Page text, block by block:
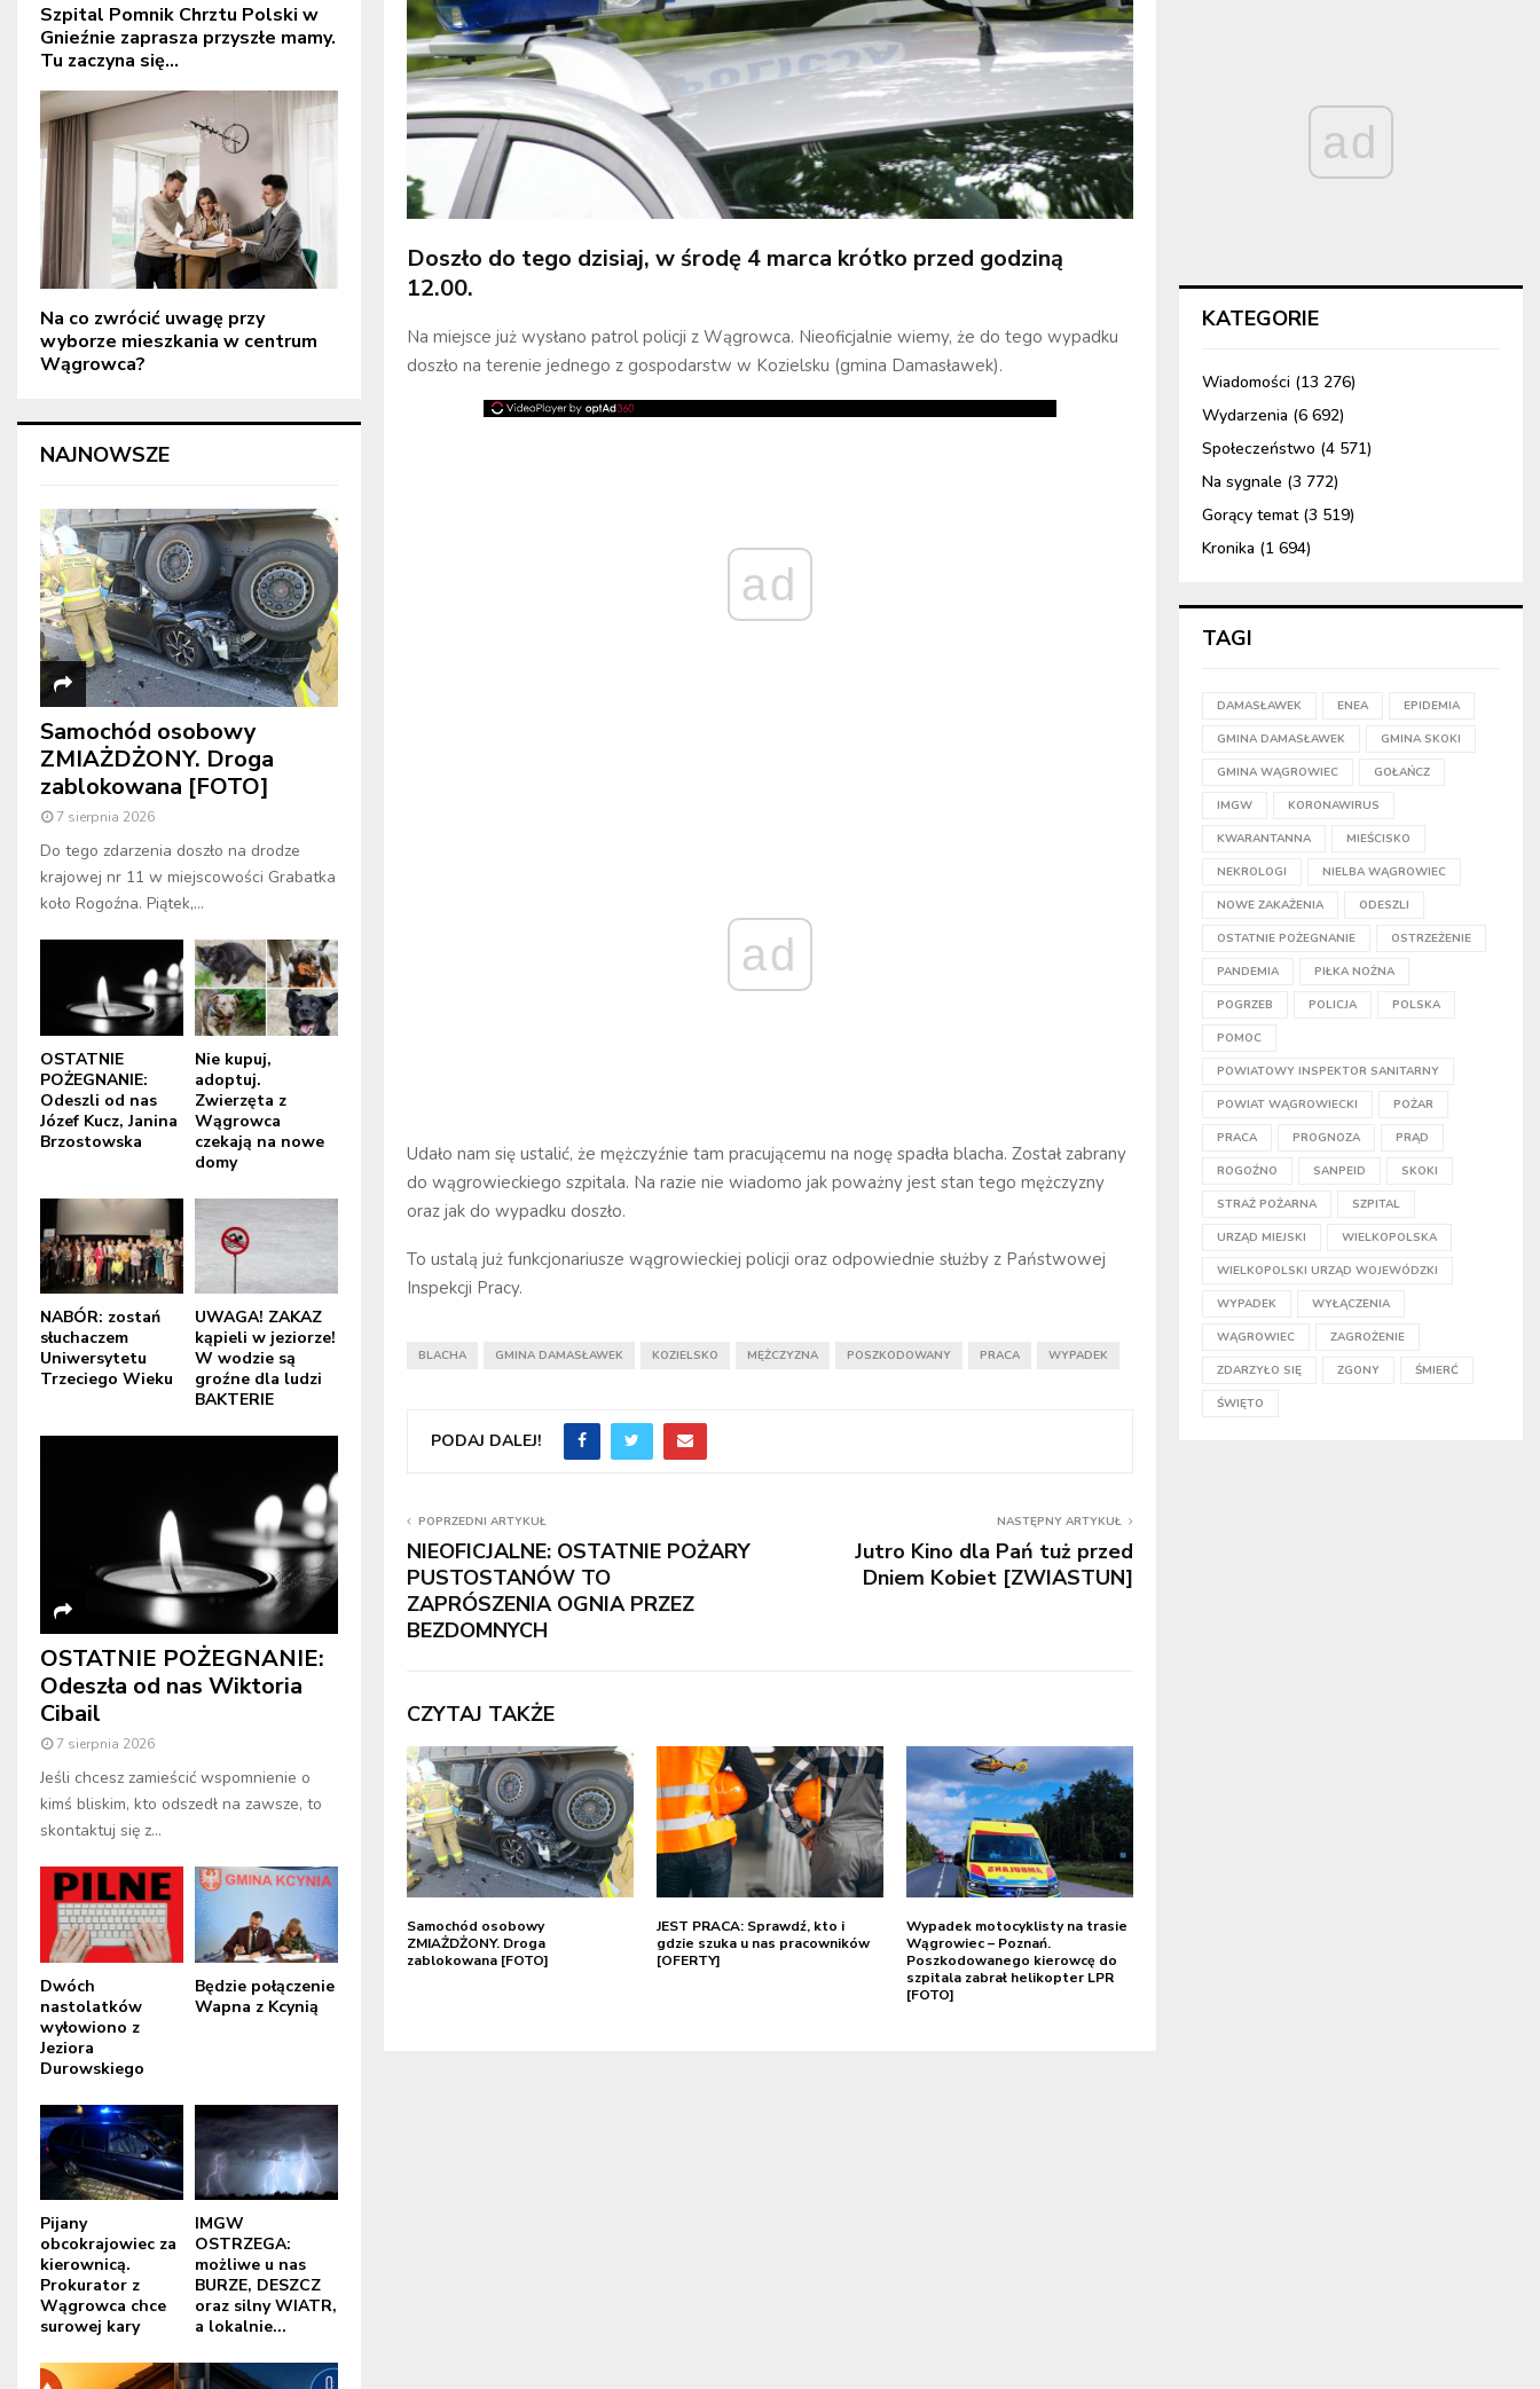
Doszło do tego dzisiaj, w środę 4 marca krótko przed godziną
12.00.
Na miejsce już wysłano patrol policji z Wągrowca. Nieoficjalnie wiemy, że do tego wypadku
doszło na terenie jednego z gospodarstw w Kozielsku (gmina Damasławek).
ad
ad
Udało nam się ustalić, że mężczyźnie tam pracującemu na nogę spadła blacha. Został zabrany
do wągrowieckiego szpitala. Na razie nie wiadomo jak poważny jest stan tego mężczyzny
oraz jak do wypadku doszło.
To ustalą już funkcjonariusze wągrowieckiej policji oraz odpowiednie służby z Państwowej
Inspekcji Pracy.
BLACHA GMINA DAMASŁAWEK KOZIELSKO MĘŻCZYZNA POSZKODOWANY PRACA WYPADEK
PODAJ DALEJ!
POPRZEDNI ARTYKUŁ
NIEOFICJALNE: OSTATNIE POŻARY
PUSTOSTANÓW TO
ZAPRÓSZENIA OGNIA PRZEZ
BEZDOMNYCH
NASTĘPNY ARTYKUŁ
Jutro Kino dla Pań tuż przed
Dniem Kobiet [ZWIASTUN]
CZYTAJ TAKŻE
Samochód osobowy
ZMIAŻDŻONY. Droga
zablokowana [FOTO]
JEST PRACA: Sprawdź, kto i
gdzie szuka u nas pracowników
[OFERTY]
Wypadek motocyklisty na trasie
Wągrowiec – Poznań.
Poszkodowanego kierowcę do
szpitala zabrał helikopter LPR
[FOTO]
Szpital Pomnik Chrztu Polski w
Gnieźnie zaprasza przyszłe mamy.
Tu zaczyna się...
Na co zwrócić uwagę przy
wyborze mieszkania w centrum
Wągrowca?
NAJNOWSZE
Samochód osobowy
ZMIAŻDŻONY. Droga
zablokowana [FOTO]
7 sierpnia 2026
Do tego zdarzenia doszło na drodze
krajowej nr 11 w miejscowości Grabatka
koło Rogoźna. Piątek,...
OSTATNIE
POŻEGNANIE:
Odeszli od nas
Józef Kucz, Janina
Brzostowska
Nie kupuj,
adoptuj.
Zwierzęta z
Wągrowca
czekają na nowe
domy
NABÓR: zostań
słuchaczem
Uniwersytetu
Trzeciego Wieku
UWAGA! ZAKAZ
kąpieli w jeziorze!
W wodzie są
groźne dla ludzi
BAKTERIE
OSTATNIE POŻEGNANIE:
Odeszła od nas Wiktoria
Cibail
7 sierpnia 2026
Jeśli chcesz zamieścić wspomnienie o
kimś bliskim, kto odszedł na zawsze, to
skontaktuj się z...
Dwóch
nastolatków
wyłowiono z
Jeziora
Durowskiego
Będzie połączenie
Wapna z Kcynią
Pijany
obcokrajowiec za
kierownicą.
Prokurator z
Wągrowca chce
surowej kary
IMGW
OSTRZEGA:
możliwe u nas
BURZE, DESZCZ
oraz silny WIATR,
a lokalnie...
ad
KATEGORIE
Wiadomości (13 276)
Wydarzenia (6 692)
Społeczeństwo (4 571)
Na sygnale (3 772)
Gorący temat(3 519)
Kronika (1 694)
TAGI
DAMASŁAWEK ENEA EPIDEMIA
GMINA DAMASŁAWEK GMINA SKOKI
GMINA WĄGROWIEC GOŁAŃCZ
IMGW KORONAWIRUS
KWARANTANNA MIEŚCISKO
NEKROLOGI NIELBA WĄGROWIEC
NOWE ZAKAŻENIA ODESZLI
OSTATNIE POŻEGNANIE OSTRZEŻENIE
PANDEMIA PIŁKA NOŻNA
POGRZEB POLICJA POLSKA
POMOC
POWIATOWY INSPEKTOR SANITARNY
POWIAT WĄGROWIECKI POŻAR
PRACA PROGNOZA PRĄD
ROGOŹNO SANPEID SKOKI
STRAŻ POŻARNA SZPITAL
URZĄD MIEJSKI WIELKOPOLSKA
WIELKOPOLSKI URZĄD WOJEWÓDZKI
WYPADEK WYŁĄCZENIA
WĄGROWIEC ZAGROŻENIE
ZDARZYŁO SIĘ ZGONY ŚMIERĆ
ŚWIĘTO